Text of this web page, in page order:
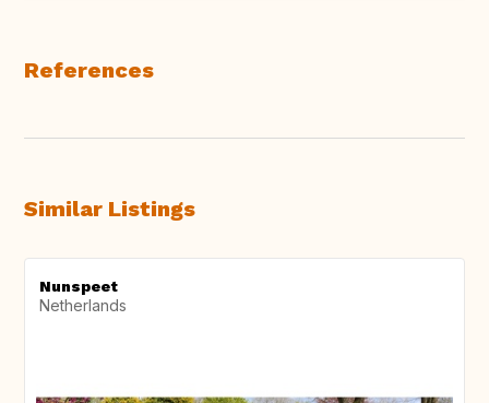
References
Similar Listings
Nunspeet
Netherlands